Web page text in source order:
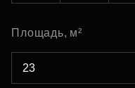
Площадь, м²